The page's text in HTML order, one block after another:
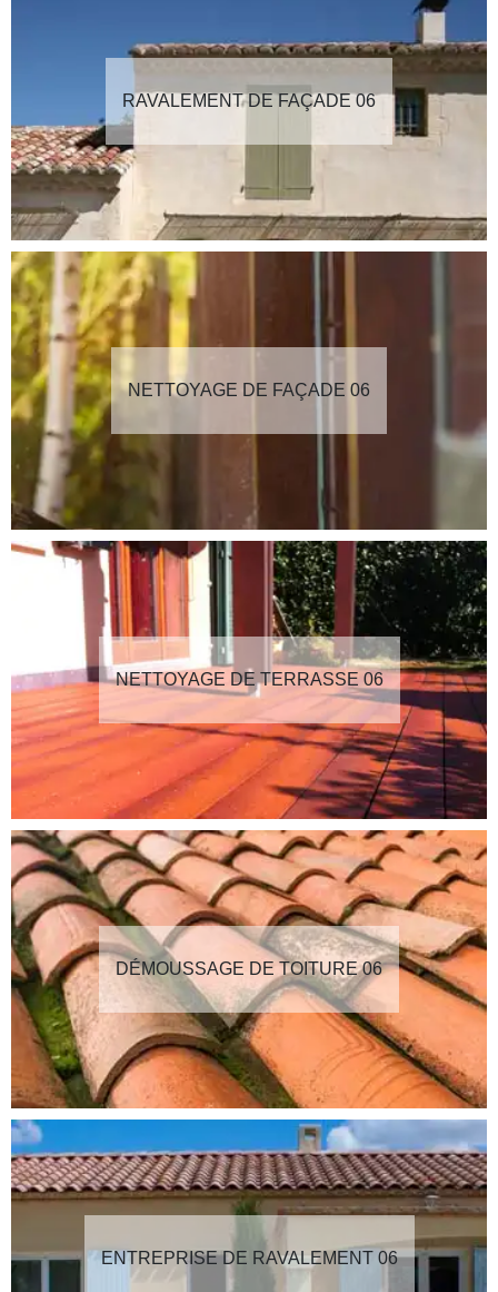
RAVALEMENT DE FAÇADE 06
NETTOYAGE DE FAÇADE 06
NETTOYAGE DE TERRASSE 06
DÉMOUSSAGE DE TOITURE 06
ENTREPRISE DE RAVALEMENT 06